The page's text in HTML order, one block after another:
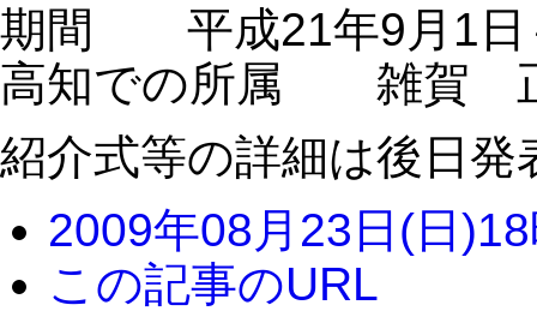
期間 平成21年9月1日
高知での所属 雑賀
紹介式等の詳細は後日発
2009年08月23日(日
この記事のURL